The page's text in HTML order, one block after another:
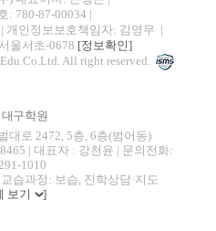
: 780-87-00034 |
| 개인정보보호책임자: 김영무 |
울서초-0678 [정보확인]
All right reserved.
구학원
대로 2472, 5층, 6층(범어동)
| 대표자 : 강천윤 | 문의전화:
1010
습과정: 보습, 진학상담·지도
보기
]